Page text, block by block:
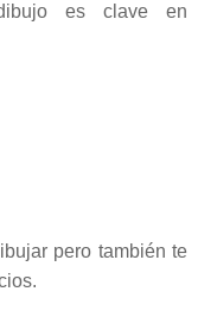
es clave en
pero también te